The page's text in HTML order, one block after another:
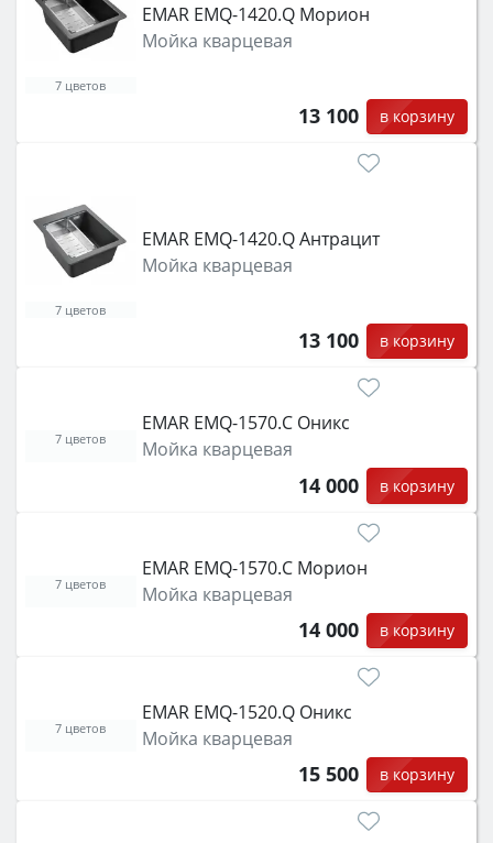
EMAR EMQ-1420.Q Морион
Мойка кварцевая
13 100 в корзину
7 цветов
EMAR EMQ-1420.Q Антрацит
Мойка кварцевая
13 100 в корзину
7 цветов
EMAR EMQ-1570.C Оникс
Мойка кварцевая
14 000 в корзину
7 цветов
EMAR EMQ-1570.C Морион
Мойка кварцевая
14 000 в корзину
7 цветов
EMAR EMQ-1520.Q Оникс
Мойка кварцевая
15 500 в корзину
7 цветов